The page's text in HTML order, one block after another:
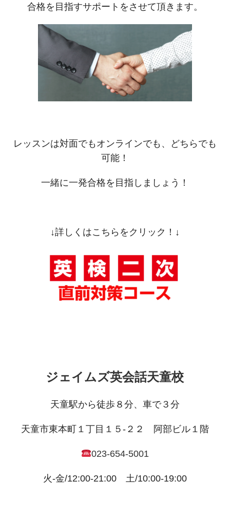
合格を目指すサポートをさせて頂きます。
レッスンは対面でもオンラインでも、どちらでも
可能！
一緒に一発合格を目指しましょう！
↓詳しくはこちらをクリック！↓
ジェイムズ英会話天童校
天童駅から徒歩８分、車で３分
天童市東本町１丁目１５-２２ 阿部ビル１階
023-654-5001
火-金/12:00-21:00 土/10:00-19:00